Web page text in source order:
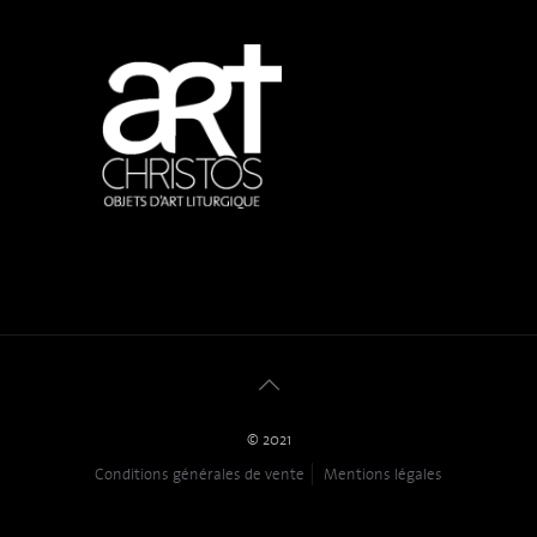
© 2021
Conditions générales de vente
Mentions légales